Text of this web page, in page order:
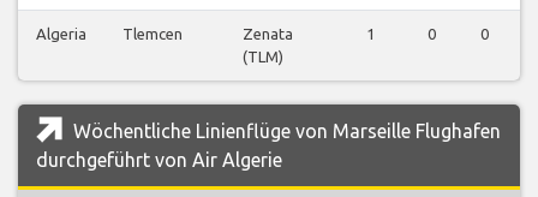
Algeria Tlemcen
Zenata
(TLM)
1 0 0
Wöchentliche Linienflüge von Marseille Flughafen
durchgeführt von Air Algerie